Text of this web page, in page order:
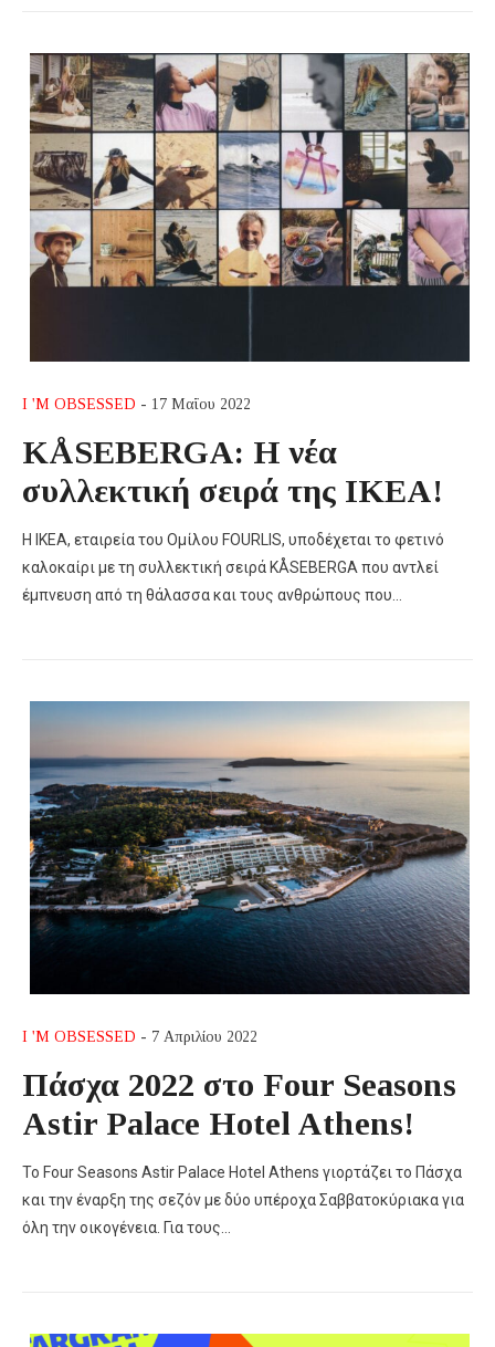
I 'M OBSESSED - 17 Μαΐου 2022
KÅSEBERGA: Η νέα
συλλεκτική σειρά της ΙΚΕΑ!
Η ΙΚΕΑ, εταιρεία του Ομίλου FOURLIS, υποδέχεται το φετινό
καλοκαίρι με τη συλλεκτική σειρά KÅSEBERGA που αντλεί
έμπνευση από τη θάλασσα και τους ανθρώπους που…
I 'M OBSESSED - 7 Απριλίου 2022
Πάσχα 2022 στο Four Seasons
Astir Palace Hotel Athens!
Το Four Seasons Astir Palace Hotel Athens γιορτάζει το Πάσχα
και την έναρξη της σεζόν με δύο υπέροχα Σαββατοκύριακα για
όλη την οικογένεια. Για τους…